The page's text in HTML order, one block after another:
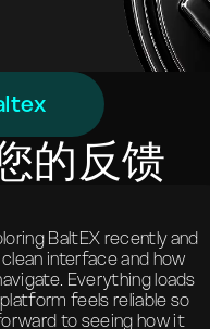
的反馈
BaltEX recently and
interface and how
Everything loads
feels reliable so
to seeing how it